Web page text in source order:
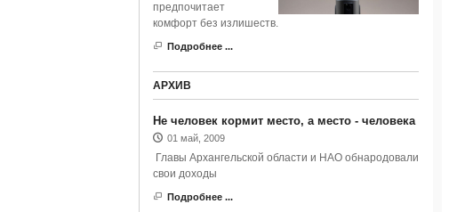
предпочитает
комфорт без излишеств.
Подробнее ...
АРХИВ
Не человек кормит место, а место - человека
01 май, 2009
Главы Архангельской области и НАО обнародовали
свои доходы
Подробнее ...